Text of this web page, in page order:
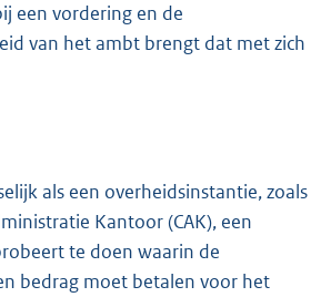
een vordering en de
van het ambt brengt dat met zich
als een overheidsinstantie, zoals
Kantoor (CAK), een
te doen waarin de
bedrag moet betalen voor het